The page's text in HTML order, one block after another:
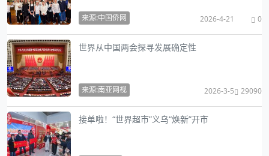
来源:中国侨网 2026-4-21 0
世界从中国两会探寻发展确定性
来源:南亚网视 2026-3-5 29090
接单啦！“世界超市”义乌“焕新”开市